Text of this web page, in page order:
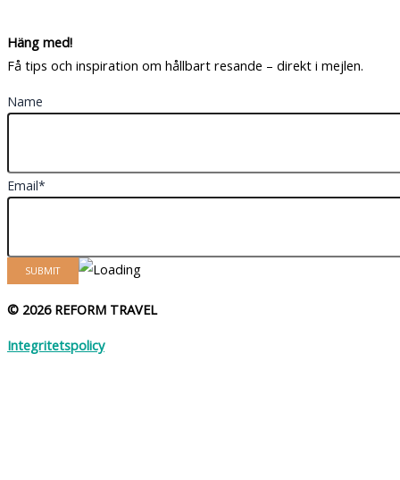
Häng med!
Få tips och inspiration om hållbart resande – direkt i mejlen.
Name
Email*
© 2026 REFORM TRAVEL
Integritetspolicy